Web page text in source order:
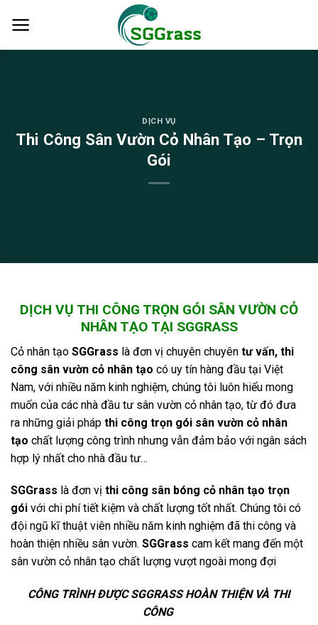
DỊCH VỤ
Thi Công Sân Vườn Cỏ Nhân Tạo – Trọn
Gói
DỊCH VỤ THI CÔNG TRỌN GÓI SÂN VƯỜN CỎ
NHÂN TẠO TẠI SGGRASS
Cỏ nhân tạo SGGrass là đơn vị chuyên chuyên tư vấn, thi
công sân vườn cỏ nhân tạo có uy tín hàng đầu tại Việt
Nam, với nhiều năm kinh nghiệm, chúng tôi luôn hiểu mong
muốn của các nhà đầu tư sân vườn cỏ nhân tạo, từ đó đưa
ra những giải pháp thi công trọn gói sân vườn cỏ nhân
tạo chất lượng công trình nhưng vẫn đảm bảo với ngân sách
hợp lý nhất cho nhà đầu tư…
SGGrass là đơn vị thi công sân bóng cỏ nhân tạo trọn
gói với chi phí tiết kiệm và chất lượng tốt nhất. Chúng tôi có
đội ngũ kĩ thuật viên nhiều năm kinh nghiệm đã thi công và
hoàn thiện nhiều sân vườn. SGGrass cam kết mang đến một
sân vườn cỏ nhân tạo chất lượng vượt ngoài mong đợi
CÔNG TRÌNH ĐƯỢC SGGRASS HOÀN THIỆN VÀ THI
CÔNG